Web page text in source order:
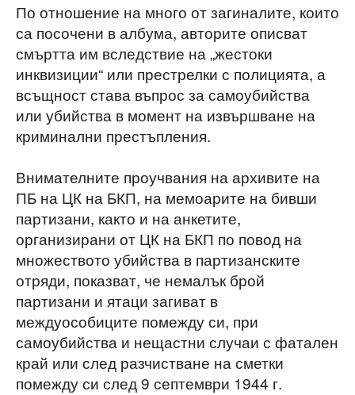
По отношение на много от загиналите, които
са посочени в албума, авторите описват
смъртта им вследствие на „жестоки
инквизиции“ или престрелки с полицията, а
всъщност става въпрос за самоубийства
или убийства в момент на извършване на
криминални престъпления.
Внимателните проучвания на архивите на
ПБ на ЦК на БКП, на мемоарите на бивши
партизани, както и на анкетите,
организирани от ЦК на БКП по повод на
множеството убийства в партизанските
отряди, показват, че немалък брой
партизани и ятаци загиват в
междуособиците помежду си, при
самоубийства и нещастни случаи с фатален
край или след разчистване на сметки
помежду си след 9 септември 1944 г.